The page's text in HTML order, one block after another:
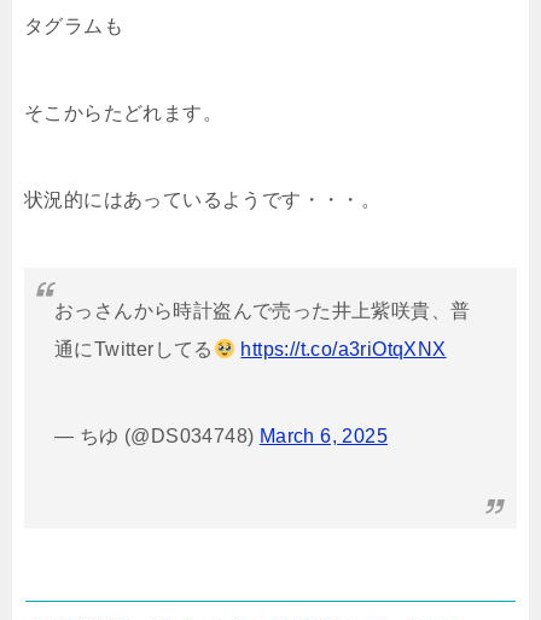
タグラムも
そこからたどれます。
状況的にはあっているようです・・・。
おっさんから時計盗んで売った井上紫咲貴、普
通にTwitterしてる
https://t.co/a3riOtqXNX
— ちゆ (@DS034748) March 6, 2025